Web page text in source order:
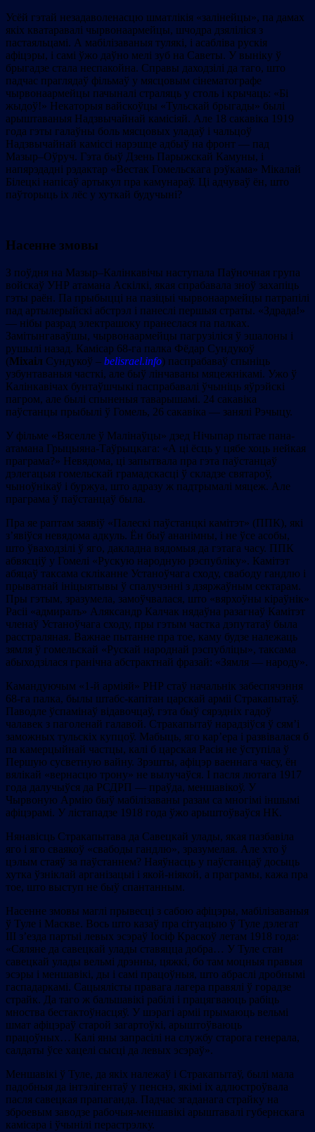
Усёй гэтай незадаволенасцю шматлікія «залінейцы», па дамах
якіх кватаравалі чырвонаармейцы, шчодра дзяліліся з
пастаяльцамі. А мабілізаваныя тулякі, і асабліва рускія
афіцэры, і самі ўжо даўно мелі зуб на Саветы. У выніку ў
брыга­дзе стала неспакойна. Справы даходзілі да таго, што
падчас праглядаў фільмаў у мясцовым сінематографе
чырвонаармейцы пачыналі страляць у столь і крычаць: «Бі
жыдоў!» Некаторыя вайскоўцы «Тульскай брыгады» былі
арыштаваныя Надзвычайнай камісіяй. Але 18 сакавіка 1919
года гэты галаўны боль мясцовых уладаў і чальцоў
Надзвычайнай каміссі нарэшце адбыў на фронт — пад
Мазыр–Оўруч. Гэта быў Дзень Парыжскай Камуны, і
напярэдадні рэдактар «Вестак Гомельскага рэўкама» Мікалай
Білецкі напісаў артыкул пра камунараў. Ці адчуваў ён, што
паўторыць іх лёс у хуткай будучыні?
Насенне змовы
З поўдня на Мазыр–Калінкавічы наступала Паўночная група
войскаў УНР атамана Аскілкі, якая спрабавала зноў захапіць
гэты раён. Па прыбыцці на пазіцыі чырвонаармейцы патрапілі
пад артылерыйскі абстрэл і панеслі першыя страты. «Здрада!»
— нібы разрад электрашоку пранеслася па палках.
Замітынгаваўшы, чырвонаармейцы пагрузіліся ў эшалоны і
рушылі назад. Камісар 68-га палка Фёдар Сундукоў
(Мiхаiл Сундукоў – belisrael.info) паспрабаваў спыніць
узбунтаваныя часткі, але быў лінчаваны мяцежнікамі. Ужо ў
Калінкавічах бунтаўшчыкі паспрабавалі ўчыніць яўрэйскі
пагром, але былі спыненыя таварышамі. 24 сакавіка
паўстанцы прыбылі ў Гомель, 26 сакавіка — занялі Рэчыцу.
У фільме «Вяселле ў Малінаўцы» дзед Нічыпар пытае пана-
атамана Грыцыяна-Таўрыцкага: «А ці ёсць у цябе хоць нейкая
праграма?» Невядома, ці запытвала пра гэта паўстанцаў
дэлегацыя гомельскай грамадскасці ў складзе святароў,
чыноўнікаў і буржуа, што адразу ж падтрымалі мяцеж. Але
праграма ў паўстанцаў была.
Пра яе раптам заявіў «Палескі паўстанцкі камітэт» (ППК), які
з’явіўся невядома адкуль. Ён быў ананімны, і не ўсе асобы,
што ўваходзілі ў яго, дакладна вядомыя да гэтага часу. ППК
абвясціў у Гомелі «Рускую народную рэспубліку». Камітэт
абяцаў таксама скліканне Устаноўчага сходу, свабоду гандлю і
прыватнай ініцыятывы ў спалучэнні з дзяржаўным сектарам.
Пры гэтым, зразумела, замоўчвалася, што «вярхоўны кіраўнік»
Расіі «адмиралъ» Аляксандр Калчак нядаўна разагнаў Камітэт
членаў Устаноўчага сходу, пры гэтым частка дэпутатаў была
расстраляная. Важнае пытанне пра тое, каму будзе належаць
зямля ў гомельскай «Рускай народнай рэспубліцы», таксама
абыходзілася гранічна абстрактнай фразай: «Зямля — народу».
Камандуючым «1-й арміяй» РНР стаў начальнік забеспячэння
68-га палка, былы штабс-капітан царскай арміі Стракапытаў.
Паводле ўспамінаў відавочцаў, гэта быў сярэдніх гадоў
чалавек з паголенай галавой. Стракапытаў нарадзіўся ў сям’і
заможных тульскіх купцоў. Мабыць, яго кар’ера і развівалася б
па камерцыйнай частцы, калі б царская Расія не ўступіла ў
Першую сусветную вайну. Зрэшты, афіцэр ваеннага часу, ён
вялікай «вернасцю трону» не вылучаўся. І пасля лютага 1917
года далучыўся да РСДРП — праўда, меншавікоў. У
Чырвоную Армію быў мабілізаваны разам са многімі іншымі
афіцэрамі. У лістападзе 1918 года ўжо арыштоўваўся НК.
Нянавісць Стракапытава да Савецкай улады, якая пазбавіла
яго і яго сваякоў «свабоды гандлю», зразумелая. Але хто ў
цэлым стаяў за паўстаннем? Наяўнасць у паўстанцаў досыць
хутка ўзніклай арганізацыі і якой-ніякой, а праграмы, кажа пра
тое, што выступ не быў спантанным.
Насенне змовы маглі прывесці з сабою афіцэры, мабілізаваныя
ў Туле і Маскве. Вось што казаў пра сітуацыю ў Туле дэлегат
III з’езда партыі левых эсэраў Іосіф Краскоў летам 1918 года:
«Сяляне да савецкай улады ставяцца добра… У Туле стан
савецкай улады вельмі дрэнны, цяжкі, бо там моцныя правыя
эсэры і меншавікі, ды і самі працоўныя, што абраслі дробнымі
гаспадаркамі. Сацыялісты правага лагера правялі ў горадзе
страйк. Да таго ж бальшавікі рабілі і працягваюць рабіць
мноства бестактоўнасцяў. У шэрагі арміі прымаюць вельмі
шмат афіцэраў старой загартоўкі, арыштоўваюць
працоўных… Калі яны запрасілі на службу старога генерала,
салдаты ўсе хацелі сысці да левых эсэраў».
Меншавікі ў Туле, да якіх належаў і Стракапытаў, былі мала
падобныя да інтэлігентаў у пенснэ, якімі іх адлюстроўвала
пасля савецкая прапаганда. Падчас згаданага страйку на
зброевым заводзе рабочыя-меншавікі арыштавалі губернскага
камісара і ўчынілі перастрэлку.